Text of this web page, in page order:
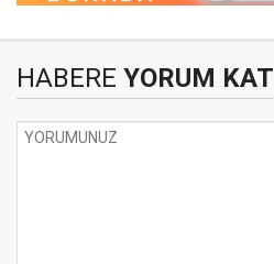
HABERE YORUM KAT